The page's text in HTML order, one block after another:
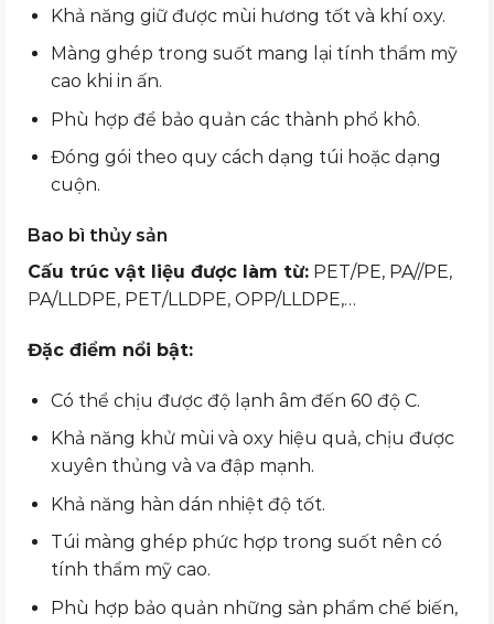
Khả năng giữ được mùi hương tốt và khí oxy.
Màng ghép trong suốt mang lại tính thẩm mỹ
cao khi in ấn.
Phù hợp để bảo quản các thành phổ khô.
Đóng gói theo quy cách dạng túi hoặc dạng
cuộn.
Bao bì thủy sản
Cấu trúc vật liệu được làm từ: PET/PE, PA//PE,
PA/LLDPE, PET/LLDPE, OPP/LLDPE,…
Đặc điểm nổi bật:
Có thể chịu được độ lạnh âm đến 60 độ C.
Khả năng khử mùi và oxy hiệu quả, chịu được
xuyên thủng và va đập mạnh.
Khả năng hàn dán nhiệt độ tốt.
Túi màng ghép phức hợp trong suốt nên có
tính thẩm mỹ cao.
Phù hợp bảo quản những sản phẩm chế biến,